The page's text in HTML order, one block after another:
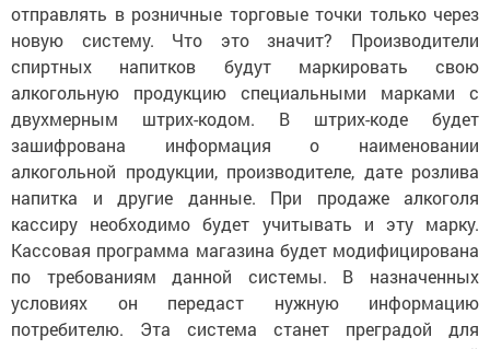
отправлять в розничные торговые точки только через
новую систему. Что это значит? Производители
спиртных напитков будут маркировать свою
алкогольную продукцию специальными марками с
двухмерным штрих-кодом. В штрих-коде будет
зашифрована информация о наименовании
алкогольной продукции, производителе, дате розлива
напитка и другие данные. При продаже алкоголя
кассиру необходимо будет учитывать и эту марку.
Кассовая программа магазина будет модифицирована
по требованиям данной системы. В назначенных
условиях он передаст нужную информацию
потребителю. Эта система станет преградой для